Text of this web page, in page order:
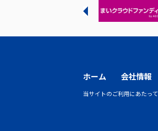
ホーム 会社情報
当サイトのご利用にあたって